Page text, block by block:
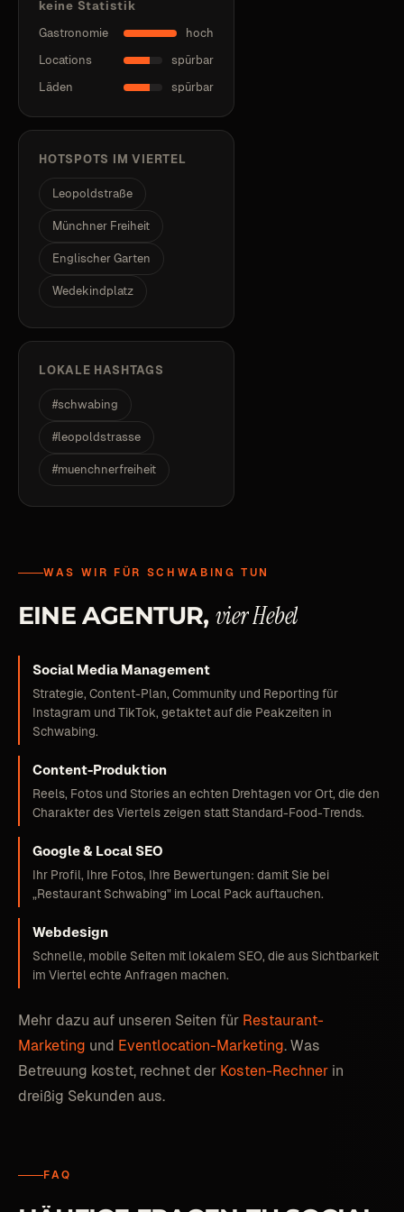
keine Statistik
Gastronomie
hoch
Locations
spürbar
Läden
spürbar
HOTSPOTS IM VIERTEL
Leopoldstraße
Münchner Freiheit
Englischer Garten
Wedekindplatz
LOKALE HASHTAGS
#schwabing
#leopoldstrasse
#muenchnerfreiheit
WAS WIR FÜR SCHWABING TUN
EINE AGENTUR, vierHebel
Social Media Management
Strategie, Content-Plan, Community und Reporting für
Instagram und TikTok, getaktet auf die Peakzeiten in
Schwabing.
Content-Produktion
Reels, Fotos und Stories an echten Drehtagen vor Ort, die den
Charakter des Viertels zeigen statt Standard-Food-Trends.
Google & Local SEO
Ihr Profil, Ihre Fotos, Ihre Bewertungen: damit Sie bei
„Restaurant Schwabing" im Local Pack auftauchen.
Webdesign
Schnelle, mobile Seiten mit lokalem SEO, die aus Sichtbarkeit
im Viertel echte Anfragen machen.
Mehr dazu auf unseren Seiten für Restaurant-
Marketing und Eventlocation-Marketing. Was
Betreuung kostet, rechnet der Kosten-Rechner in
dreißig Sekunden aus.
FAQ